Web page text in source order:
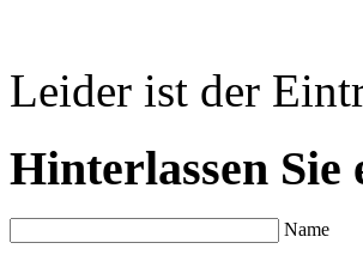
Leider ist der
Hinterlassen Sie
Name